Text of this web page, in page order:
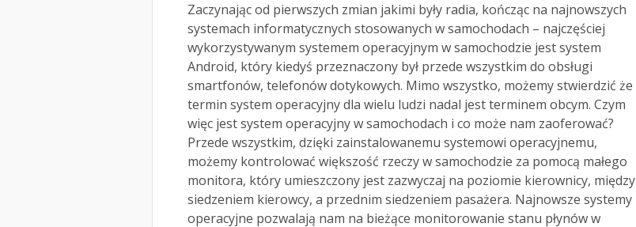
Zaczynając od pierwszych zmian jakimi były radia, kończąc na najnowszych
systemach informatycznych stosowanych w samochodach – najczęściej
wykorzystywanym systemem operacyjnym w samochodzie jest system
Android, który kiedyś przeznaczony był przede wszystkim do obsługi
smartfonów, telefonów dotykowych. Mimo wszystko, możemy stwierdzić że
termin system operacyjny dla wielu ludzi nadal jest terminem obcym. Czym
więc jest system operacyjny w samochodach i co może nam zaoferować?
Przede wszystkim, dzięki zainstalowanemu systemowi operacyjnemu,
możemy kontrolować większość rzeczy w samochodzie za pomocą małego
monitora, który umieszczony jest zazwyczaj na poziomie kierownicy, między
siedzeniem kierowcy, a przednim siedzeniem pasażera. Najnowsze systemy
operacyjne pozwalają nam na bieżące monitorowanie stanu płynów w